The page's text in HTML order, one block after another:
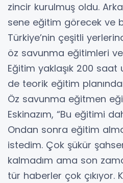
zincir kurulmuş oldu.
sene eğitim görecek ve
Türkiye’nin çeşitli
öz savunma eğitimleri
Eğitim yaklaşık 200 saat
de teorik eğitim
Öz savunma eğitmen
Eskinazım, “Bu eğitimi
Ondan sonra eğitim
istedim. Çok şükür
kalmadım ama son
tür haberler çok çıkıyor.